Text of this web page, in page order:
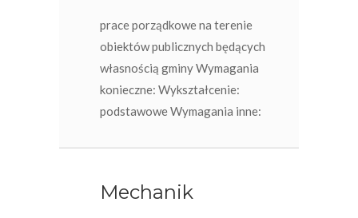
prace porządkowe na terenie
obiektów publicznych będących
własnością gminy Wymagania
konieczne: Wykształcenie:
podstawowe Wymagania inne:
Mechanik